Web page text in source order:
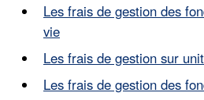
Les frais de gestion des
vie
Les frais de gestion sur
Les frais de gestion des